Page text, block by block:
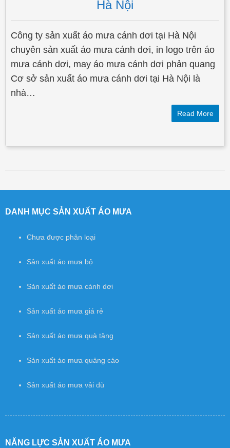
DANH MỤC SẢN XUẤT ÁO MƯA
Chưa được phân loại
Sản xuất áo mưa bộ
Sản xuất áo mưa cánh dơi
Sản xuất áo mưa giá rẻ
Sản xuất áo mưa quà tặng
Sản xuất áo mưa quảng cáo
Sản xuất áo mưa vải dù
NĂNG LỰC SẢN XUẤT ÁO MƯA
Hà Nội
Công ty sản xuất áo mưa cánh dơi tại Hà Nội
chuyên sản xuất áo mưa cánh dơi, in logo trên áo
mưa cánh dơi, may áo mưa cánh dơi phản quang
Cơ sở sản xuất áo mưa cánh dơi tại Hà Nội là
nhà…
Read More
Post navigation